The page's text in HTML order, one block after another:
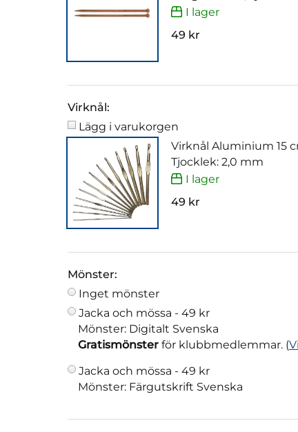
I lager
49 kr
Virknål:
Lägg i varukorgen
Virknål Aluminium 15
Tjocklek: 2,0 mm
I lager
49 kr
Mönster:
Inget mönster
Jacka och mössa - 49 kr
Mönster: Digitalt Svenska
Gratismönster för klubbmedlemmar. (
Jacka och mössa - 49 kr
Mönster: Färgutskrift Svenska